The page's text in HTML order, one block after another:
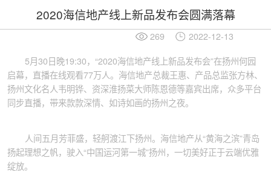
2020海信地产线上新品发布会圆满落幕
269 2022-12-13
5月30日晚19:30，“2020海信地产线上新品发布会”在扬州何园
启幕，直播在线观看77万人。海信地产总裁王惠、产品总监张方林、
扬州文化名人韦明铧、资深淮扬菜大师陈恩德等嘉宾出席，众多平台
同步直播，带来款款深情、如诗如画的扬州之夜。
人间五月芳菲盛，轻舸渡江下扬州。海信地产从“黄海之滨”青岛
扬起理想之帆，驶入“中国运河第一城”扬州，一切美好正于云端优雅
绽放。